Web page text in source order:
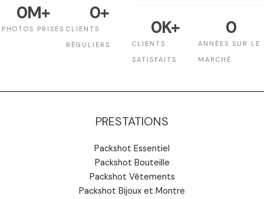
PHOTOS PRISES
0M+
CLIENTS
RÉGULIERS
0+
CLIENTS
SATISFAITS
0K+
ANNÉES SUR LE
MARCHÉ
0
PRESTATIONS
Packshot Essentiel
Packshot Bouteille
Packshot Vêtements
Packshot Bijoux et Montre